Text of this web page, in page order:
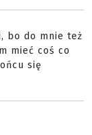
bo do mnie też
mieć coś co
się